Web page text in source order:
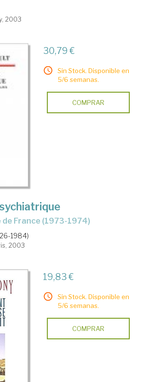
2003
30,79 €
Sin Stock. Disponible en
5/6 semanas.
COMPRAR
de France (1973-1974)
1984)
2003
19,83 €
Sin Stock. Disponible en
5/6 semanas.
COMPRAR